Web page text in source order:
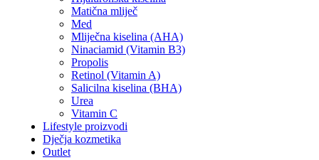
Matična mliječ
Med
Mliječna kiselina (AHA)
Ninaciamid (Vitamin B3)
Propolis
Retinol (Vitamin A)
Salicilna kiselina (BHA)
Urea
Vitamin C
Lifestyle proizvodi
Dječja kozmetika
Outlet